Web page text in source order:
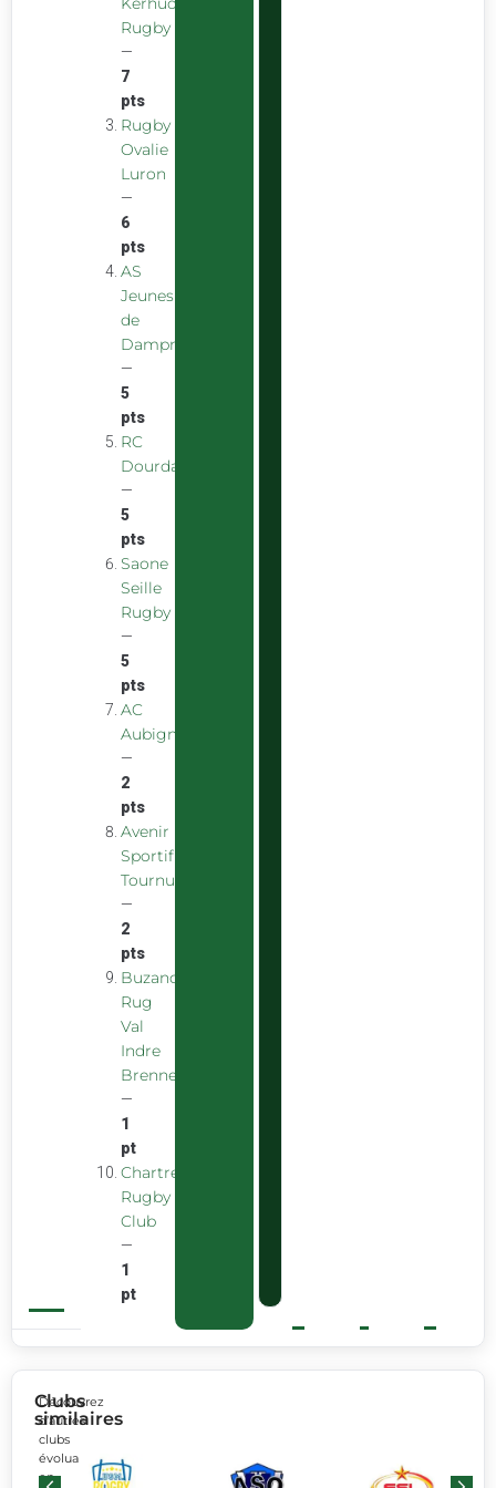
Rugby
—
7
pts
Rugby
Ovalie
Luron
—
6
pts
AS
Jeunes
de
Dampniat
—
5
pts
RC
Dourdan
—
5
pts
Saone
Seille
Rugby
—
5
pts
AC
Aubigny
—
2
pts
Avenir
Sportif
Tournus
—
2
pts
Buzancais
Rug
Val
Indre
Brenne
—
1
pt
Chartreuse
Rugby
Club
—
1
pt
Clubs
similaires
Découvrez
d’autres
clubs
évoluant
en